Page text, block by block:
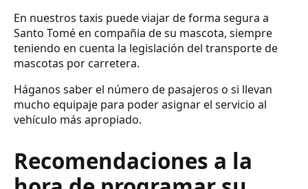
En nuestros taxis puede viajar de forma segura a
Santo Tomé en compañia de su mascota, siempre
teniendo en cuenta la legislación del transporte de
mascotas por carretera.
Háganos saber el número de pasajeros o si llevan
mucho equipaje para poder asignar el servicio al
vehículo más apropiado.
Recomendaciones a la